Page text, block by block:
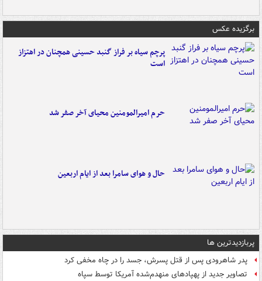
برگزیده عکس
پرچم سیاه بر فراز گنبد حسینی همچنان در اهتزاز
است
حرم امیرالمومنین محیای آخر صفر شد
حال و هوای سامرا بعد از ایام اربعین
پربازدیدترین ها
پدر شاهرودی پس از قتل پسرش، جسد را در چاه مخفی کرد
تصاویر جدید از پهپادهای منهدم‌شده آمریکا توسط سپاه